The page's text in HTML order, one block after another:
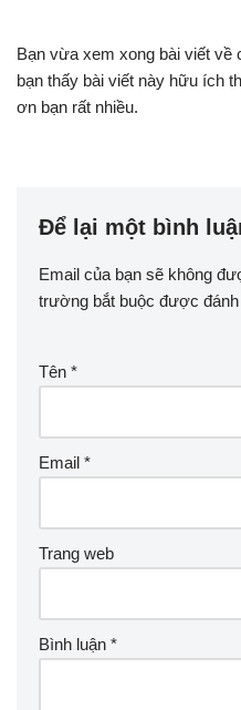
Bạn vừa xem xong bài viết về
bạn thấy bài viết này hữu ích
ơn bạn rất nhiều.
Để lại một bình
Email của bạn sẽ không
trường bắt buộc được đánh
Tên *
Email *
Trang web
Bình luận *